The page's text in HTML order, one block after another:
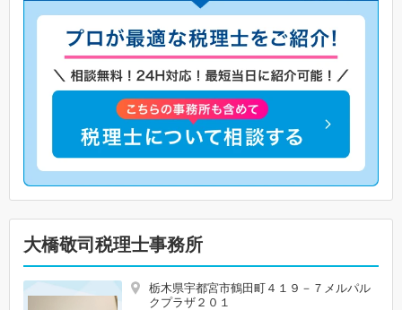
大橋敬司税理士事務所
栃木県宇都宮市鶴田町４１９－７メルパル
クプラザ２０１